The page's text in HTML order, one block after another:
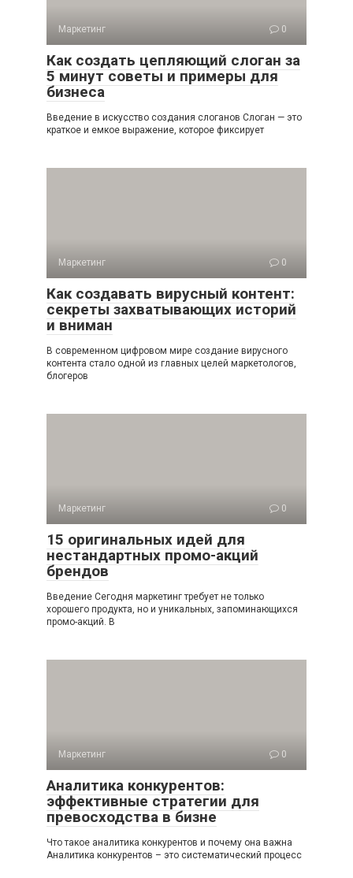
Маркетинг 0
Как создать цепляющий слоган за
5 минут советы и примеры для
бизнеса
Введение в искусство создания слоганов Слоган — это
краткое и емкое выражение, которое фиксирует
Маркетинг 0
Как создавать вирусный контент:
секреты захватывающих историй
и вниман
В современном цифровом мире создание вирусного
контента стало одной из главных целей маркетологов,
блогеров
Маркетинг 0
15 оригинальных идей для
нестандартных промо-акций
брендов
Введение Сегодня маркетинг требует не только
хорошего продукта, но и уникальных, запоминающихся
промо-акций. В
Маркетинг 0
Аналитика конкурентов:
эффективные стратегии для
превосходства в бизне
Что такое аналитика конкурентов и почему она важна
Аналитика конкурентов – это систематический процесс